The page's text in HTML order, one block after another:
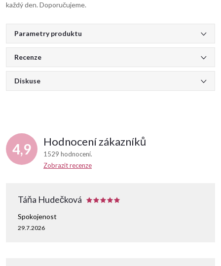
každý den. Doporučujeme.
Parametry produktu
Recenze
Diskuse
4,9 Hodnocení zákazníků
1529 hodnocení
Zobrazit recenze
Táňa Hudečková
29.7.2026
Spokojenost